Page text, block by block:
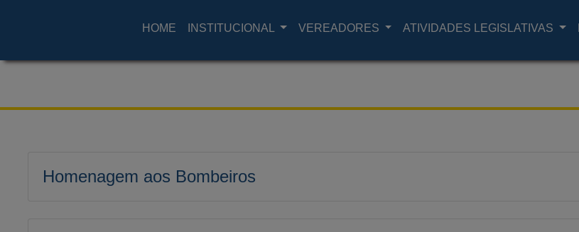
HOME INSTITUCIONAL VEREADORES ATIVIDADES LEGISLATIVAS
Homenagem aos Bombeiros